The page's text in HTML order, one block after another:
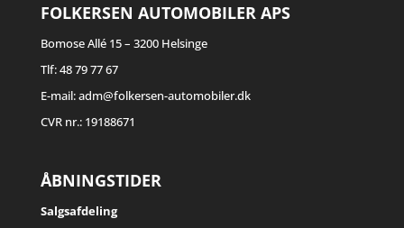
FOLKERSEN AUTOMOBILER APS
Bomose Allé 15 – 3200 Helsinge
Tlf: 48 79 77 67
E-mail: adm@folkersen-automobiler.dk
CVR nr.: 19188671
ÅBNINGSTIDER
Salgsafdeling